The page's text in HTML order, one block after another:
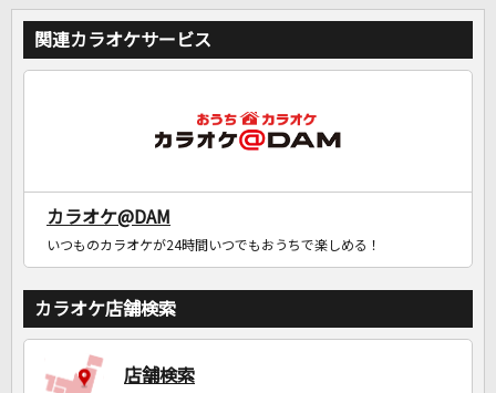
家族や友達と一緒に！練習にも！
関連カラオケサービス
カラオケ@DAM
いつものカラオケが24時間いつでもおうちで楽しめる！
カラオケ店舗検索
店舗検索